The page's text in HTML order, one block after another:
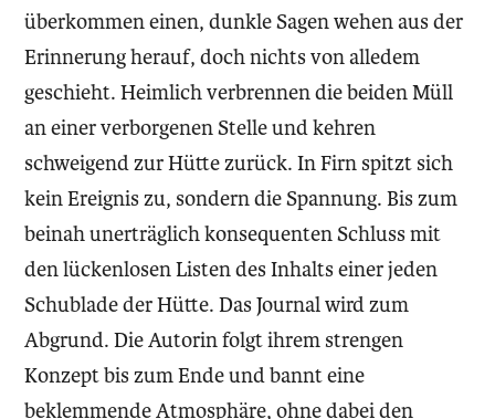
überkommen einen, dunkle Sagen wehen aus der
Erinnerung herauf, doch nichts von alledem
geschieht. Heimlich verbrennen die beiden Müll
an einer verborgenen Stelle und kehren
schweigend zur Hütte zurück. In Firn spitzt sich
kein Ereignis zu, sondern die Spannung. Bis zum
beinah unerträglich konsequenten Schluss mit
den lückenlosen Listen des Inhalts einer jeden
Schublade der Hütte. Das Journal wird zum
Abgrund. Die Autorin folgt ihrem strengen
Konzept bis zum Ende und bannt eine
beklemmende Atmosphäre, ohne dabei den